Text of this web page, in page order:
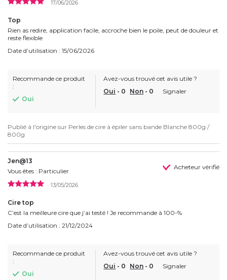
17/06/2026
Top
Rien as redire, application facile, accroche bien le poile, peut de douleur et
reste flexible
Date d’utilisation : 15/06/2026
Recommande ce produit
:
Oui
Avez-vous trouvé cet avis utile ?
Oui - 0 Non - 0 Signaler
Publié à l'origine sur Perles de cire à épiler sans bande Blanche 800g /
800g
Jen@13
Vous êtes : Particulier
Acheteur vérifié
13/05/2026
Cire top
C’est la meilleure cire que j’ai testé ! Je recommande à 100-%
Date d’utilisation : 21/12/2024
Recommande ce produit
:
Oui
Avez-vous trouvé cet avis utile ?
Oui - 0 Non - 0 Signaler